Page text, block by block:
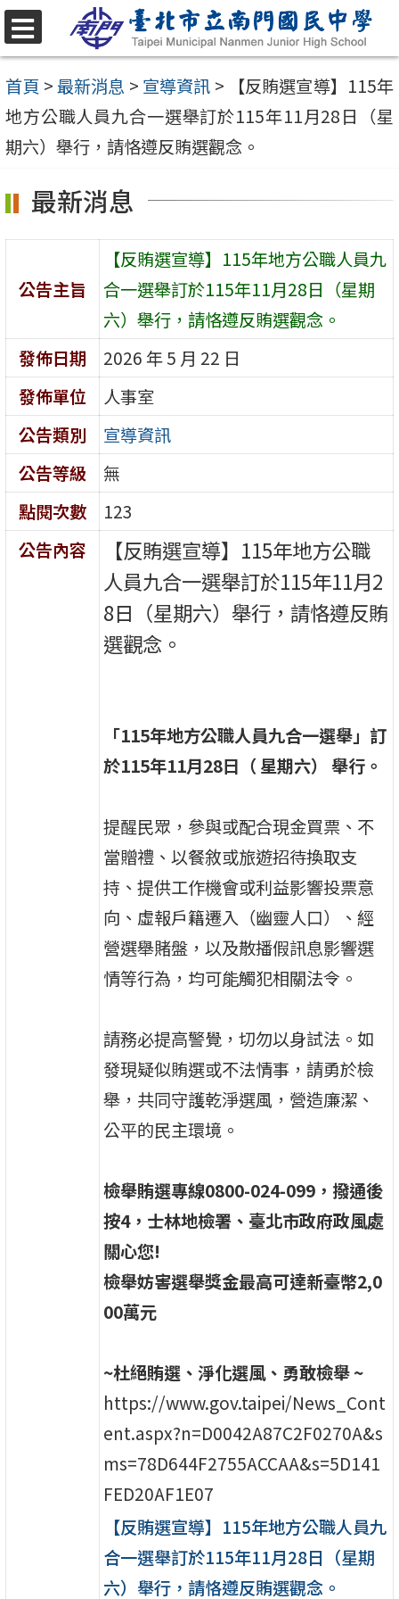
跳
至
主
要
內
區
選
單
首頁 >最新消息 > 宣導資訊 >
【反賄選宣導】115年
地方公職人員九合一選舉訂於115年11月28日（星
期六）舉行，請恪遵反賄選觀念。
最新消息
公告主旨
【反賄選宣導】115年地方公職人員九
合一選舉訂於115年11月28日（星期
六）舉行，請恪遵反賄選觀念。
發佈日期
2026 年 5 月 22 日
發佈單位
人事室
公告類別
宣導資訊
公告等級
無
點閱次數
123
公告內容
【反賄選宣導】115年地方公職
人員九合一選舉訂於115年11月2
8日（星期六）舉行，請恪遵反賄
選觀念。
「115年地方公職人員九合一選舉」訂
於115年11月28日（ 星期六） 舉行。
提醒民眾，參與或配合現金買票、不
當贈禮、以餐敘或旅遊招待換取支
持、提供工作機會或利益影響投票意
向、虛報戶籍遷入（幽靈人口）、經
營選舉賭盤，以及散播假訊息影響選
情等行為，均可能觸犯相關法令。
請務必提高警覺，切勿以身試法。如
發現疑似賄選或不法情事，請勇於檢
舉，共同守護乾淨選風，營造廉潔、
公平的民主環境。
檢舉賄選專線0800-024-099 ，撥通後
按4，士林地檢署、臺北市政府政風處
關心您!
檢舉妨害選舉獎金最高可達新臺幣2,0
00萬元
~杜絕賄選、淨化選風、勇敢檢舉 ~
https://www.gov.taipei/News_Cont
ent.aspx?n=D0042A87C2F0270A&s
ms=78D644F2755ACCAA&s=5D141
FED20AF1E07
【反賄選宣導】115年地方公職人員九
合一選舉訂於115年11月28日（星期
六）舉行，請恪遵反賄選觀念。